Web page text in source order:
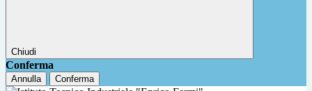
Chiudi
Conferma
Annulla Conferma